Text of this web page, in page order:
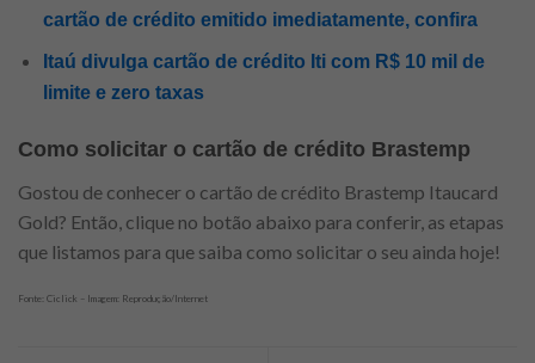
cartão de crédito emitido imediatamente, confira
Itaú divulga cartão de crédito Iti com R$ 10 mil de
limite e zero taxas
Como solicitar o cartão de crédito Brastemp
Gostou de conhecer o cartão de crédito Brastemp Itaucard
Gold? Então, clique no botão abaixo para conferir, as etapas
que listamos para que saiba como solicitar o seu ainda hoje!
Fonte: Ciclick – Imagem: Reprodução/Internet